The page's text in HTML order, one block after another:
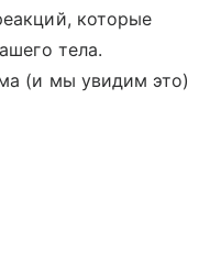
которые
тела.
(и мы увидим это)